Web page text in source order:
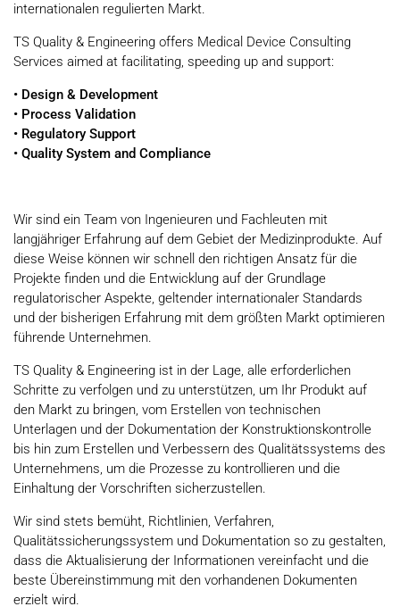
internationalen regulierten Markt.
TS Quality & Engineering offers Medical Device Consulting
Services aimed at facilitating, speeding up and support:
• Design & Development
• Process Validation
• Regulatory Support
• Quality System and Compliance
Wir sind ein Team von Ingenieuren und Fachleuten mit
langjähriger Erfahrung auf dem Gebiet der Medizinprodukte. Auf
diese Weise können wir schnell den richtigen Ansatz für die
Projekte finden und die Entwicklung auf der Grundlage
regulatorischer Aspekte, geltender internationaler Standards
und der bisherigen Erfahrung mit dem größten Markt optimieren
führende Unternehmen.
TS Quality & Engineering ist in der Lage, alle erforderlichen
Schritte zu verfolgen und zu unterstützen, um Ihr Produkt auf
den Markt zu bringen, vom Erstellen von technischen
Unterlagen und der Dokumentation der Konstruktionskontrolle
bis hin zum Erstellen und Verbessern des Qualitätssystems des
Unternehmens, um die Prozesse zu kontrollieren und die
Einhaltung der Vorschriften sicherzustellen.
Wir sind stets bemüht, Richtlinien, Verfahren,
Qualitätssicherungssystem und Dokumentation so zu gestalten,
dass die Aktualisierung der Informationen vereinfacht und die
beste Übereinstimmung mit den vorhandenen Dokumenten
erzielt wird.